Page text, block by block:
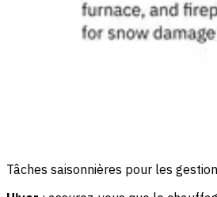
Tâches saisonnières pour les